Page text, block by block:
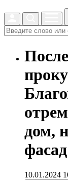
дом,
фасад
10.01.2024